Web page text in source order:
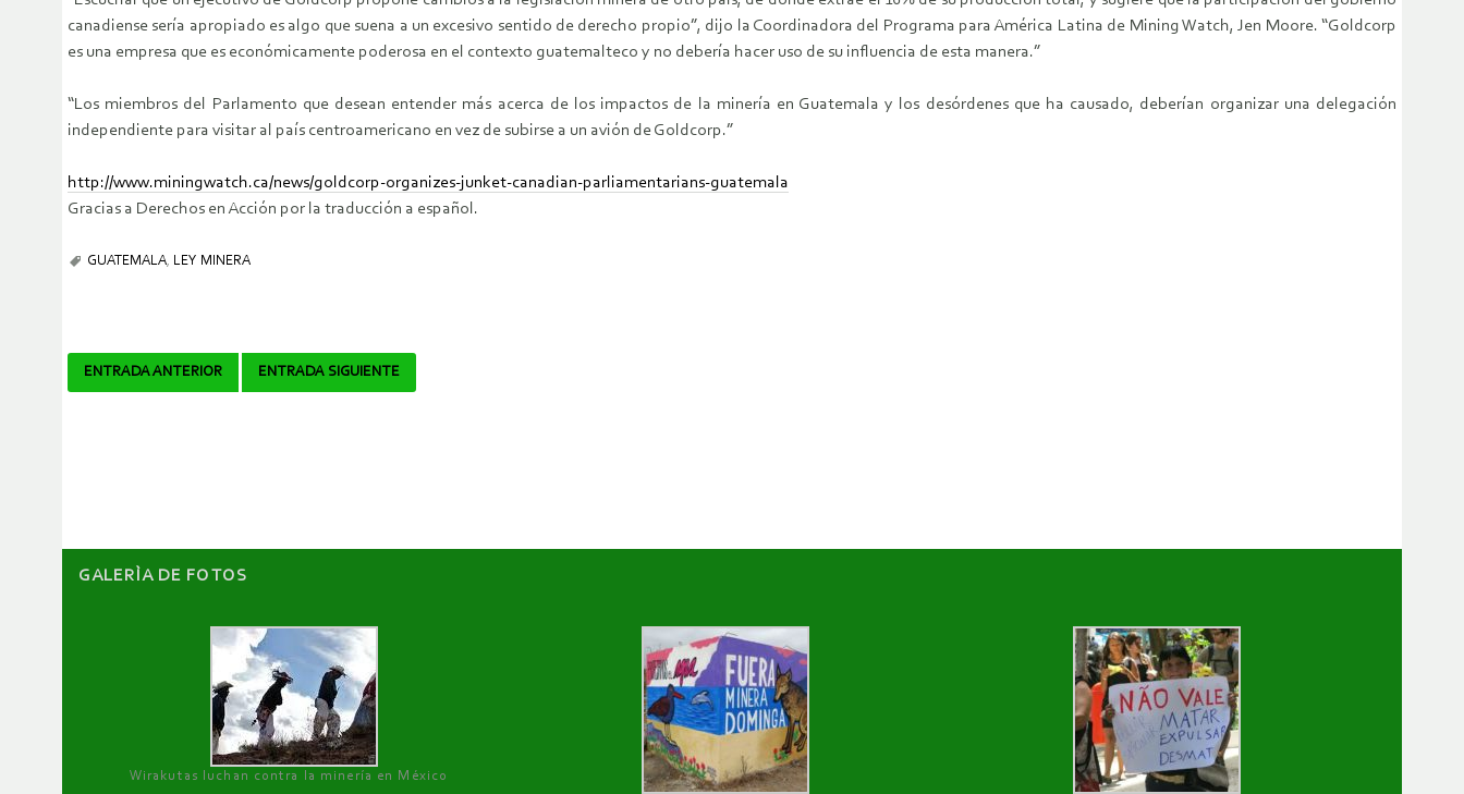
canadiense sería apropiado es algo que suena a un excesivo sentido de derecho propio”, dijo la Coordinadora del Programa para América Latina de Mining Watch, Jen Moore. “Goldcorp
es una empresa que es económicamente poderosa en el contexto guatemalteco y no debería hacer uso de su influencia de esta manera.”
“Los miembros del Parlamento que desean entender más acerca de los impactos de la minería en Guatemala y los desórdenes que ha causado, deberían organizar una delegación
independiente para visitar al país centroamericano en vez de subirse a un avión de Goldcorp.”
http://www.miningwatch.ca/news/goldcorp-organizes-junket-canadian-parliamentarians-guatemala
Gracias a Derechos en Acción por la traducción a español.
GUATEMALA, LEY MINERA
Navegador
ENTRADA ANTERIOR ENTRADA SIGUIENTE
GALERÌA DE FOTOS
Wirakutas luchan contra la minería en México